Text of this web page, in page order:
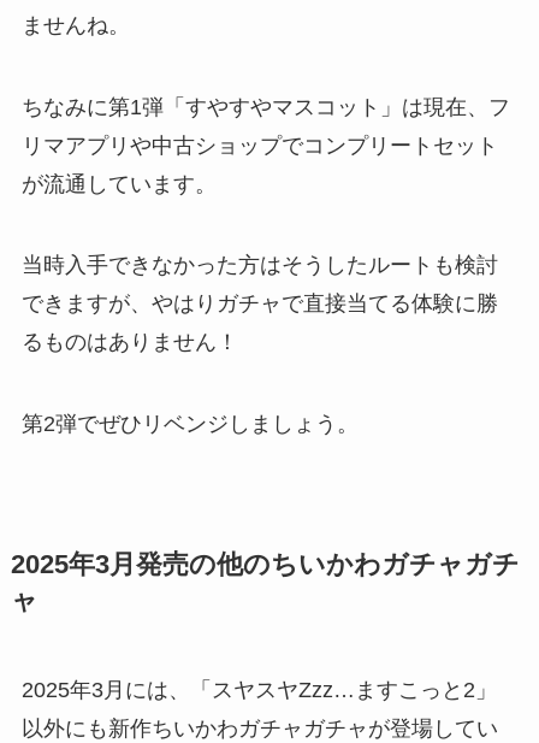
ませんね。
ちなみに第1弾「すやすやマスコット」は現在、フ
リマアプリや中古ショップでコンプリートセット
が流通しています。
当時入手できなかった方はそうしたルートも検討
できますが、やはりガチャで直接当てる体験に勝
るものはありません！
第2弾でぜひリベンジしましょう。
2025年3月発売の他のちいかわガチャガチ
ャ
2025年3月には、「スヤスヤZzz…ますこっと2」
以外にも新作ちいかわガチャガチャが登場してい